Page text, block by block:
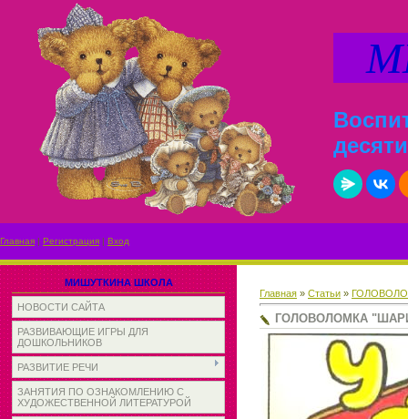
Главная | Регистрация | Вход
МИШУТКИНА ШКОЛА
НОВОСТИ САЙТА
РАЗВИВАЮЩИЕ ИГРЫ ДЛЯ
ДОШКОЛЬНИКОВ
РАЗВИТИЕ РЕЧИ
ЗАНЯТИЯ ПО ОЗНАКОМЛЕНИЮ С
ХУДОЖЕСТВЕННОЙ ЛИТЕРАТУРОЙ
Главная » Статьи »
ГОЛОВОЛОМКА